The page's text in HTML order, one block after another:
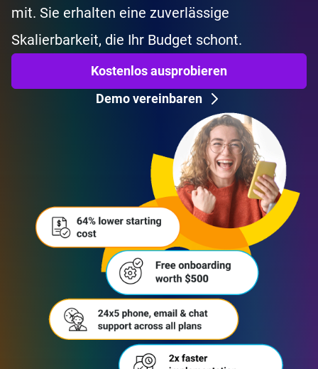
mit. Sie erhalten eine zuverlässige
Skalierbarkeit, die Ihr Budget schont.
Kostenlos ausprobieren
Demo vereinbaren